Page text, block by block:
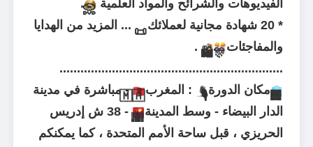
الفيديوهات والشرائح والمواد العلمية 📀
.
* 20 شهادة مجانية لعملائك
📜 ... المزيد من الهدايا
والمفاجئات🎊
🛍
.
................................................................
🏢مكان الدورة🎙 : المغرب🇲🇦- مباشرة في مدينة
الدار البيضاء - وسط المدينة🌇
- 38 ش إدريس
الحريزي ، قبل ساحة الأمم المتحدة ، كما يمكنكم